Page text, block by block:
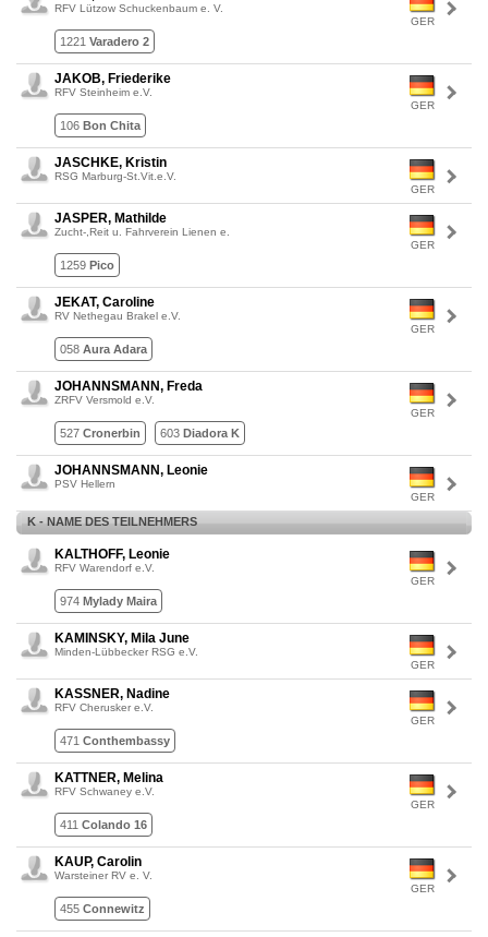
GER
RFV Lützow Schuckenbaum e. V.
1221 Varadero 2
GER
JAKOB, Friederike
RFV Steinheim e.V.
106 Bon Chita
GER
JASCHKE, Kristin
RSG Marburg-St.Vit.e.V.
GER
JASPER, Mathilde
Zucht-,Reit u. Fahrverein Lienen e.
1259 Pico
GER
JEKAT, Caroline
RV Nethegau Brakel e.V.
058 Aura Adara
GER
JOHANNSMANN, Freda
ZRFV Versmold e.V.
527 Cronerbin 603 Diadora K
GER
JOHANNSMANN, Leonie
PSV Hellern
K - NAME DES TEILNEHMERS
GER
KALTHOFF, Leonie
RFV Warendorf e.V.
974 Mylady Maira
GER
KAMINSKY, Mila June
Minden-Lübbecker RSG e.V.
GER
KASSNER, Nadine
RFV Cherusker e.V.
471 Conthembassy
GER
KATTNER, Melina
RFV Schwaney e.V.
411 Colando 16
GER
KAUP, Carolin
Warsteiner RV e. V.
455 Connewitz